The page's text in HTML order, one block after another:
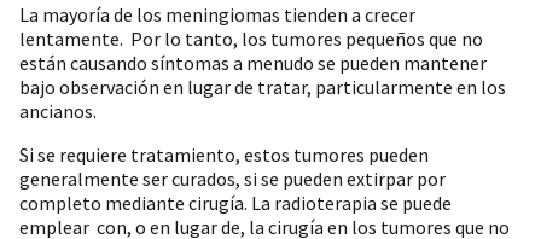
La mayoría de los meningiomas tienden a crecer
lentamente. Por lo tanto, los tumores pequeños que no
están causando síntomas a menudo se pueden mantener
bajo observación en lugar de tratar, particularmente en los
ancianos.
Si se requiere tratamiento, estos tumores pueden
generalmente ser curados, si se pueden extirpar por
completo mediante cirugía. La radioterapia se puede
emplear con, o en lugar de, la cirugía en los tumores que no